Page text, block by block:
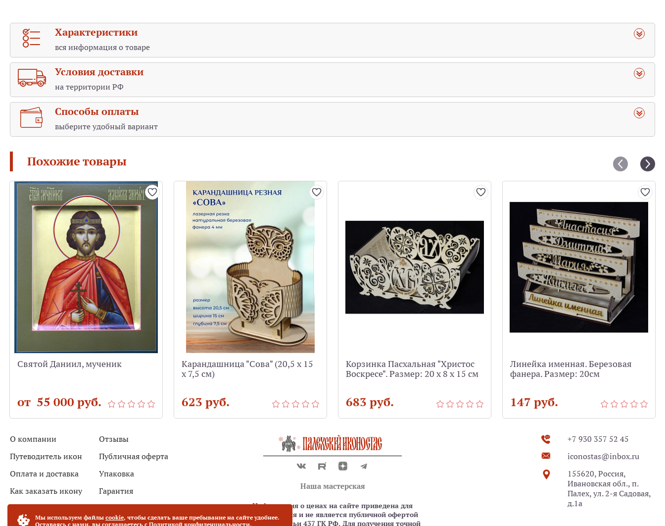
Характеристики
вся информация о товаре
Условия доставки
на территории РФ
Способы оплаты
выберите удобный вариант
Похожие товары
Святой Даниил, мученик
от 55 000 руб.
Карандашница "Сова" (20,5 х 15
х 7,5 см)
623 руб.
Корзинка Пасхальная "Христос
Воскресе". Размер: 20 х 8 х 15 см
683 руб.
Линейка именная. Березовая
фанера. Размер: 20см
147 руб.
О компании
Путеводитель икон
Оплата и доставка
Как заказать икону
Отзывы
Публичная оферта
Упаковка
Гарантия
Наша мастерская
Информация о ценах на сайте приведена для
ознакомления и не является публичной офертой
согласно статьи 437 ГК РФ. Для получения точной
+7 930 357 52 45
iconostas@inbox.ru
155620, Россия,
Ивановская обл., п.
Палех, ул. 2-я Садовая,
д.1а
Мы используем файлы cookie, чтобы сделать ваше пребывание на сайте удобнее.
Оставаясь с нами, вы соглашаетесь с Политикой конфиденциальности.